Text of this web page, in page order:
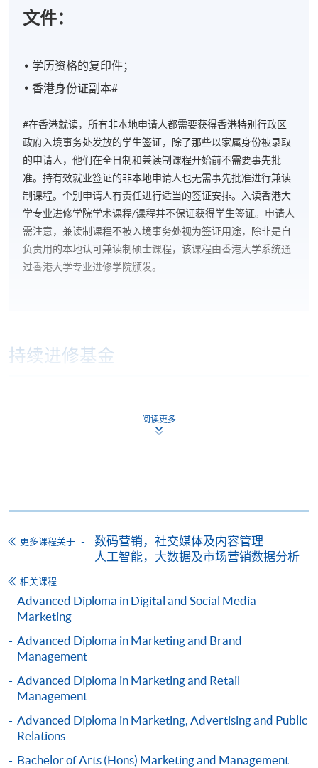
文件：
学历资格的复印件；
香港身份证副本#
#在香港就读，所有非本地申请人都需要获得香港特别行政区
政府入境事务处发放的学生签证，除了那些以家属身份被录取
的申请人，他们在全日制和兼读制课程开始前不需要事先批
准。持有效就业签证的非本地申请人也无需事先批准进行兼读
制课程。个别申请人有责任进行适当的签证安排。入读香港大
学专业进修学院学术课程/课程并不保证获得学生签证。申请人
需注意，兼读制课程不被入境事务处视为签证用途，除非是自
负责用的本地认可兼读制硕士课程，该课程由香港大学系统通
过香港大学专业进修学院颁发。
持续进修基金
(Module from Professional Diploma in Social
课程编号
33Z154882
Consumer Behaviour (Module from
Professional Diploma in Social Media and
Digital Marketing)
学费
$4,500
查询号码
2867-8499
Digital and Social Media Marketing (Module
from Professional Diploma in Social Media and
阅读更多
更多课程关于
数码营销，社交媒体及内容管理
人工智能，大数据及市场营销数据分析
相关课程
Advanced Diploma in Digital and Social Media
Marketing
Advanced Diploma in Marketing and Brand
Management
Advanced Diploma in Marketing and Retail
Management
Advanced Diploma in Marketing, Advertising and Public
Relations
Bachelor of Arts (Hons) Marketing and Management